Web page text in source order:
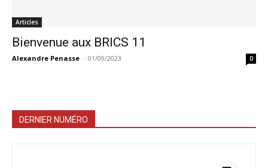
Articles
Bienvenue aux BRICS 11
Alexandre Penasse - 01/09/2023 0
DERNIER NUMÉRO